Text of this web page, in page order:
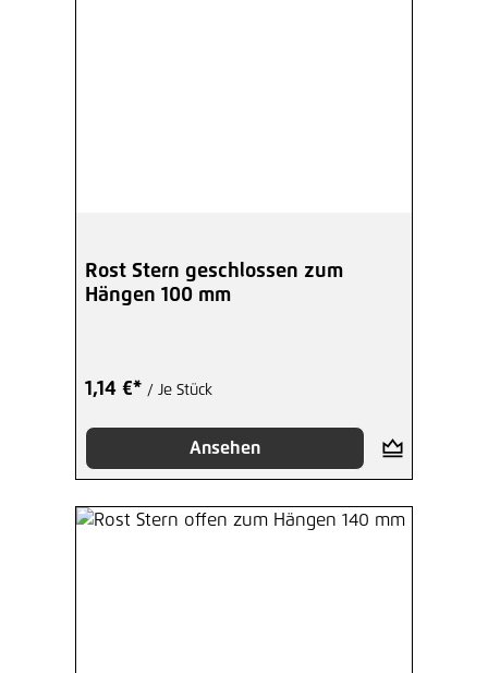
Rost Stern geschlossen zum
Hängen 100 mm
1,14 €* / Je Stück
Ansehen